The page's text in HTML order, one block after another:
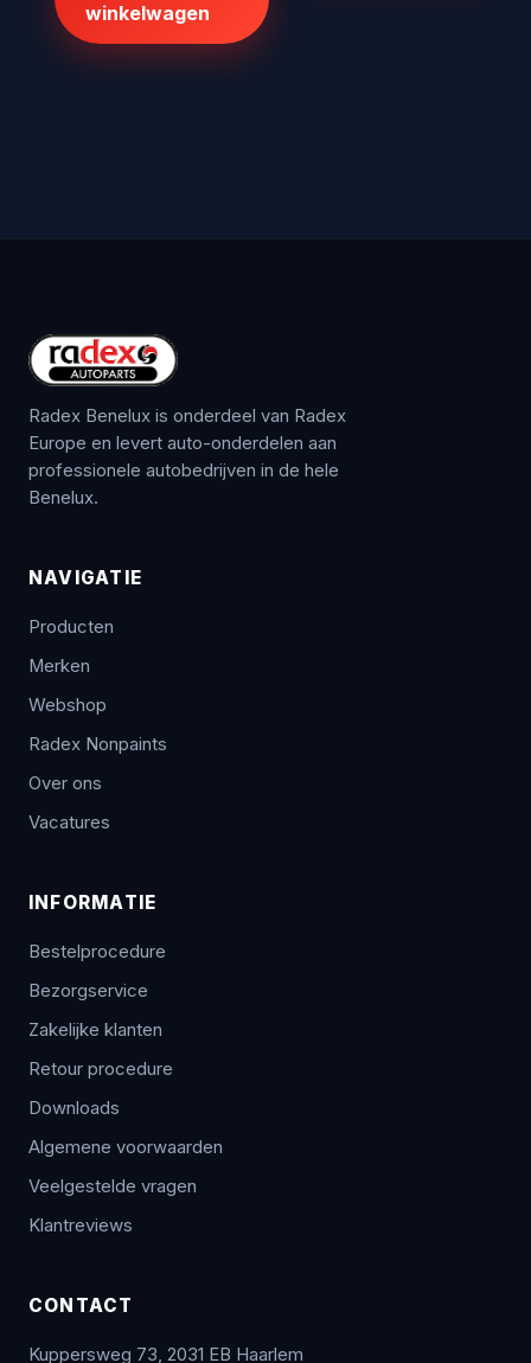
winkelwagen
Radex Benelux is onderdeel van Radex
Europe en levert auto-onderdelen aan
professionele autobedrijven in de hele
Benelux.
NAVIGATIE
Producten
Merken
Webshop
Radex Nonpaints
Over ons
Vacatures
INFORMATIE
Bestelprocedure
Bezorgservice
Zakelijke klanten
Retour procedure
Downloads
Algemene voorwaarden
Veelgestelde vragen
Klantreviews
CONTACT
Kuppersweg 73, 2031 EB Haarlem